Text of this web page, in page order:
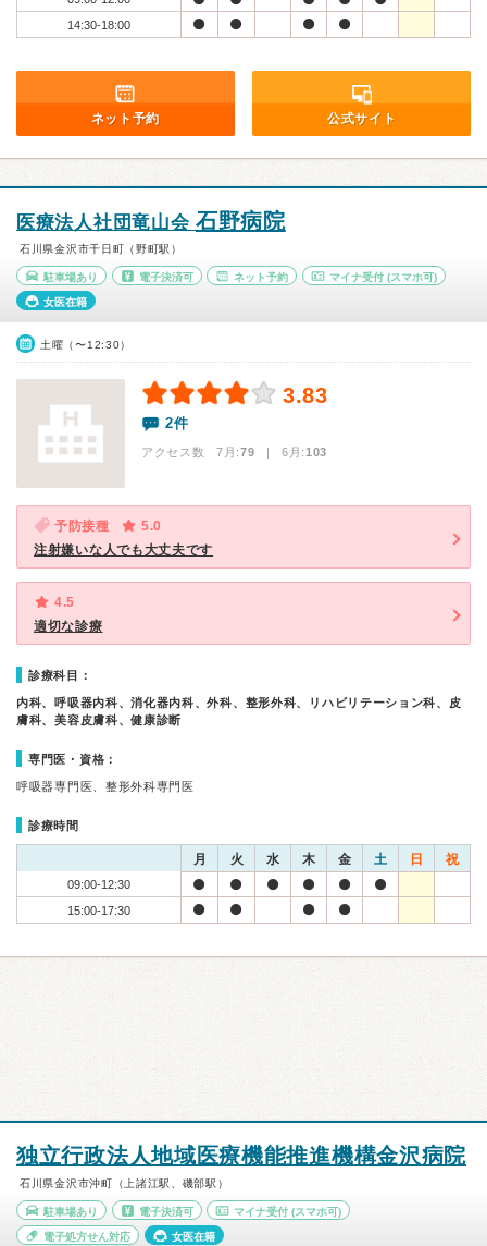
14:30-18:00
ネット予約 公式サイト
医療法人社団竜山会 石野病院
石川県金沢市千日町（野町駅）
駐車場あり 電子決済可 ネット予約 マイナ受付 (スマホ可)
女医在籍
土曜（〜12:30）
3.83
2件
アクセス数 7月:79 | 6月:103
予防接種
5.0
注射嫌いな人でも大丈夫です
4.5
適切な診療
診療科目：
内科、呼吸器内科、消化器内科、外科、整形外科、リハビリテーション科、皮
膚科、美容皮膚科、健康診断
専門医・資格：
呼吸器専門医、整形外科専門医
診療時間
月 火 水 木 金 土 日 祝
09:00-12:30
15:00-17:30
独立行政法人地域医療機能推進機構金沢病院
石川県金沢市沖町（上諸江駅、磯部駅）
駐車場あり 電子決済可 マイナ受付 (スマホ可)
電子処方せん対応 女医在籍